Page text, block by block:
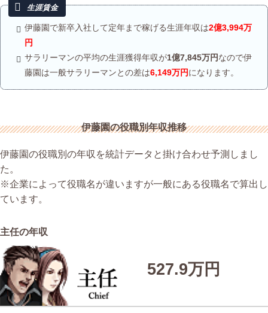
伊藤園で新卒入社して定年まで稼げる生涯年収は2億3,994万
円
サラリーマンの平均の生涯獲得年収が1億7,845万円なので伊
藤園は一般サラリーマンとの差は6,149万円になります。
伊藤園の役職別年収推移
伊藤園の役職別の年収を統計データと掛け合わせ予測しまし
た。
※企業によって役職名が違いますが一般にある役職名で算出し
ています。
主任の年収
527.9万円